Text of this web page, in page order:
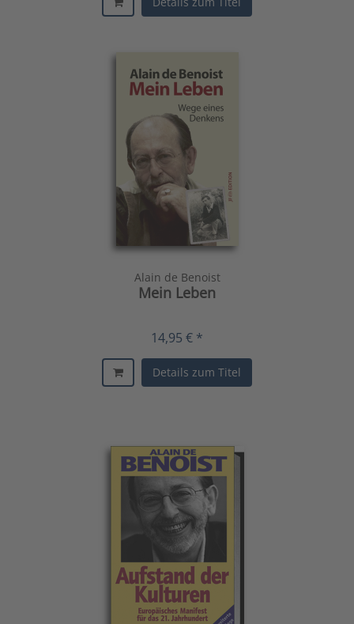
Alain de Benoist
Mein Leben
14,95 € *
Details zum Titel